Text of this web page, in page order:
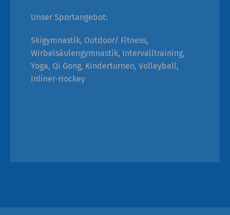
Unser Sportangebot:
Skigymnastik, Outdoor/ Fitness,
Wirbelsäulengymnastik, Intervalltraining,
Yoga, Qi Gong, Kinderturnen, Volleyball,
Inliner-Hockey